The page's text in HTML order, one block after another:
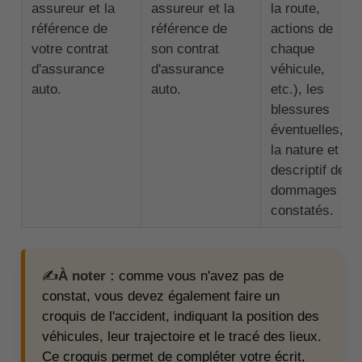
assureur et la
référence de
votre contrat
d'assurance
auto.
assureur et la
référence de
son contrat
d'assurance
auto.
la route,
actions de
chaque
véhicule,
etc.), les
blessures
éventuelles,
la nature et le
descriptif des
dommages
constatés.
✍️À noter : comme vous n'avez pas de
constat, vous devez également faire un
croquis de l'accident, indiquant la position des
véhicules, leur trajectoire et le tracé des lieux.
Ce croquis permet de compléter votre écrit,